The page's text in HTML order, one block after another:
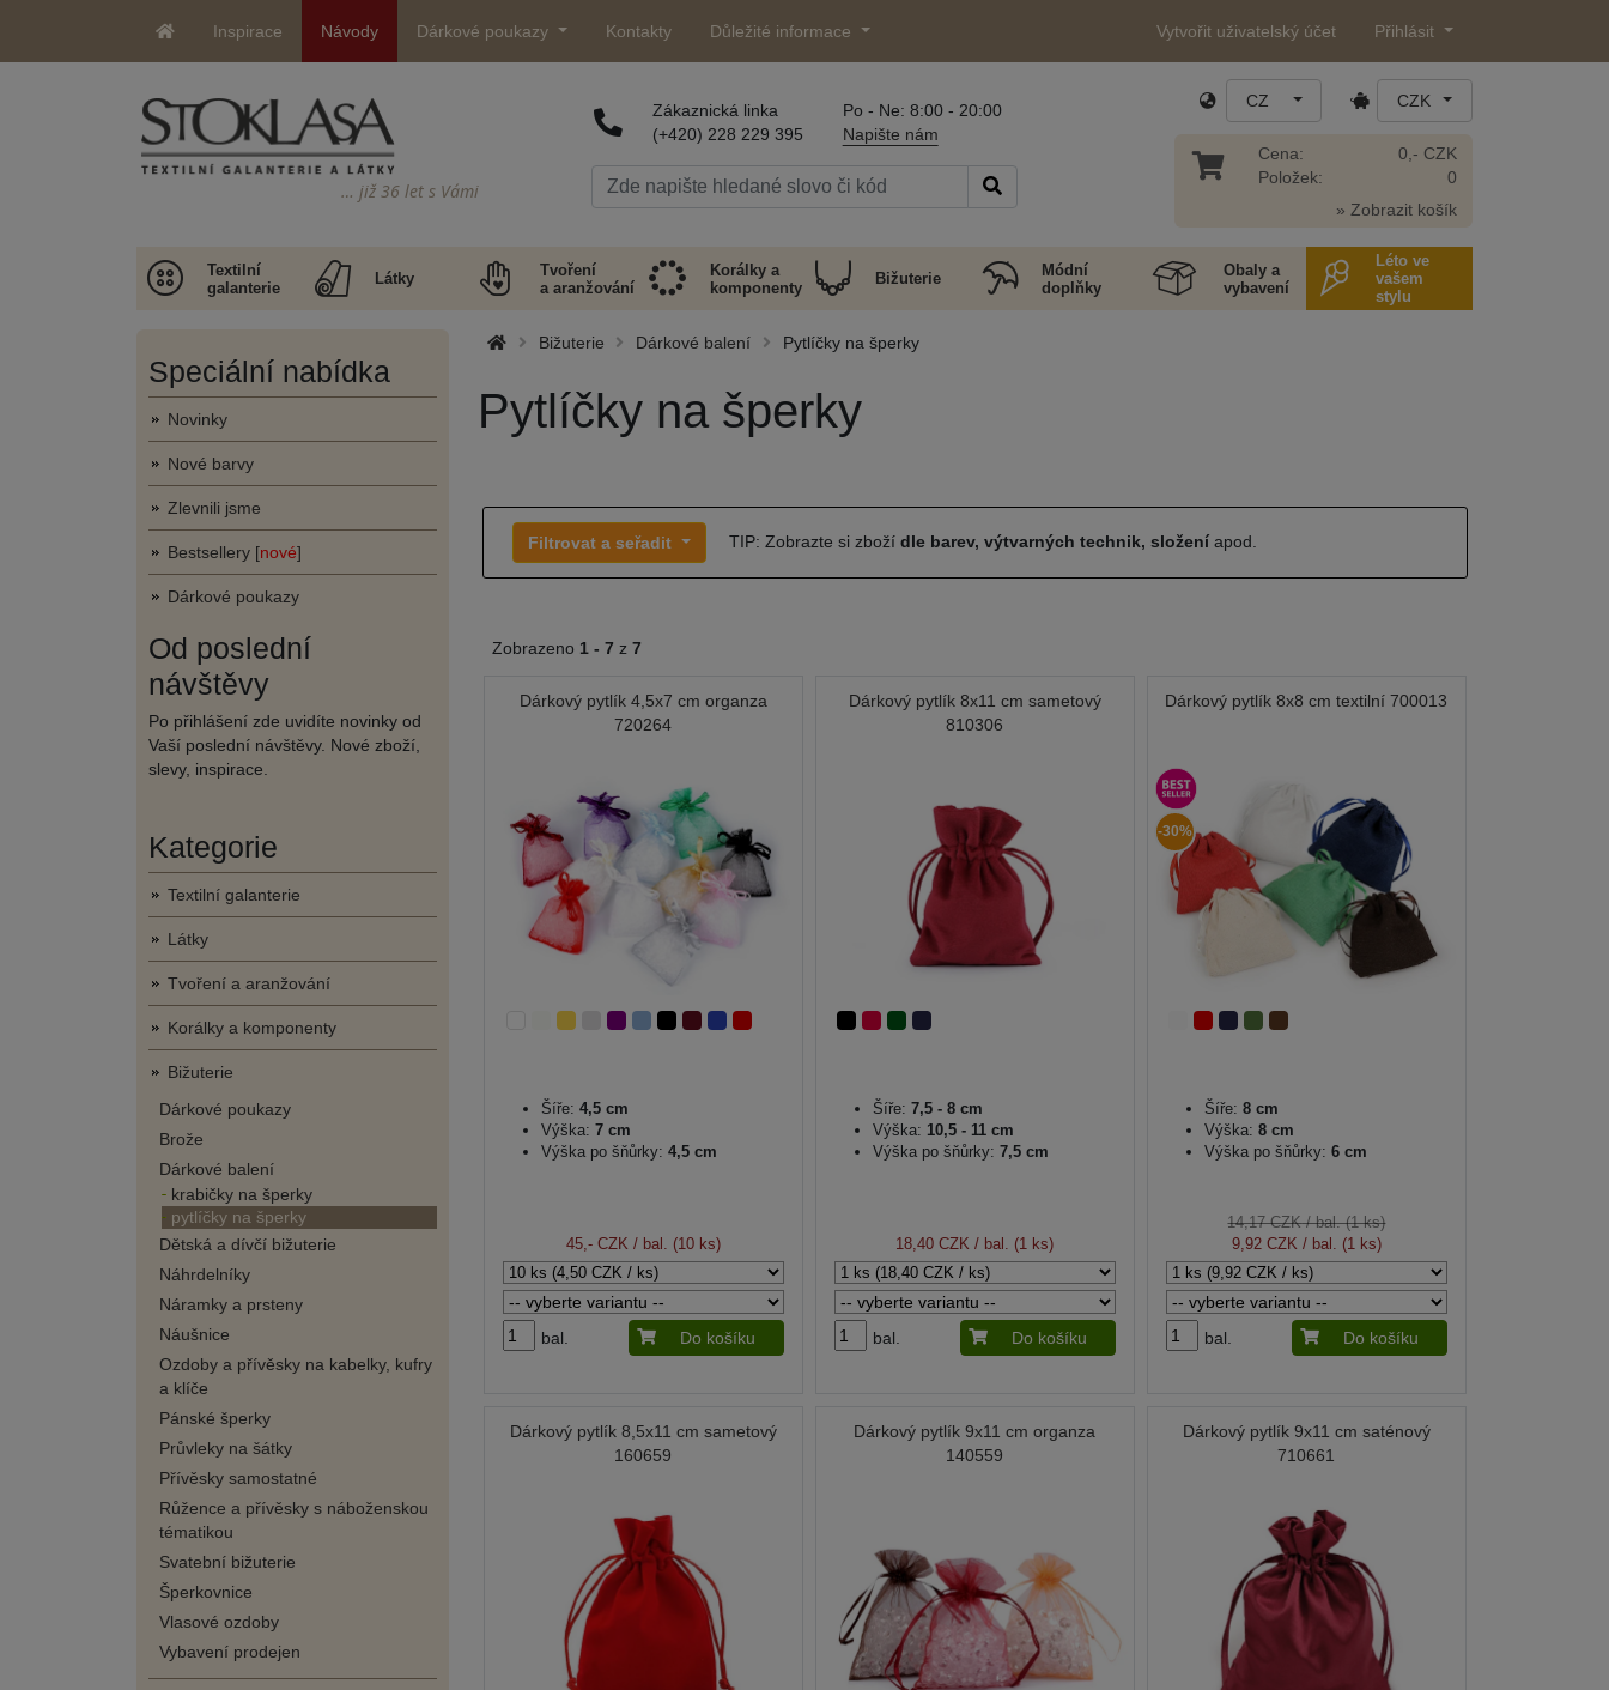
Inspirace Návody Dárkové poukazy Kontakty Důležité informace Vytvořit uživatelský účet Přihlásit
… již 36 let s Vámi
Zákaznická linka
(+420) 228 229 395
Po - Ne: 8:00 - 20:00
Napište nám
CZ CZK
Cena:
Položek:
0,- CZK
0
» Zobrazit košík
Textilní
galanterie
Látky
Tvoření
a aranžování
Korálky a
komponenty
Bižuterie
Módní
doplňky
Obaly a
vybavení
Léto ve
vašem
stylu
Speciální nabídka
Novinky
Nové barvy
Zlevnili jsme
Bestsellery [nové]
Dárkové poukazy
Od poslední
návštěvy
Po přihlášení zde uvidíte novinky od
Vaší poslední návštěvy. Nové zboží,
slevy, inspirace.
Kategorie
Textilní galanterie
Látky
Tvoření a aranžování
Korálky a komponenty
Bižuterie
Dárkové poukazy
Brože
Dárkové balení
krabičky na šperky
pytlíčky na šperky
Dětská a dívčí bižuterie
Náhrdelníky
Náramky a prsteny
Náušnice
Ozdoby a přívěsky na kabelky, kufry
a klíče
Pánské šperky
Průvleky na šátky
Přívěsky samostatné
Růžence a přívěsky s náboženskou
tématikou
Svatební bižuterie
Šperkovnice
Vlasové ozdoby
Vybavení prodejen
Bižuterie Dárkové balení Pytlíčky na šperky
Pytlíčky na šperky
Filtrovat a seřadit TIP: Zobrazte si zboží dle barev, výtvarných technik, složeníapod.
Zobrazeno 1 - 7 z 7
Dárkový pytlík 4,5x7 cm organza
720264
Šíře: 4,5 cm
Výška: 7 cm
Výška po šňůrky: 4,5 cm
45,- CZK / bal. (10 ks)
bal. Do košíku
Dárkový pytlík 8x11 cm sametový
810306
Šíře: 7,5 - 8 cm
Výška: 10,5 - 11 cm
Výška po šňůrky: 7,5 cm
18,40 CZK / bal. (1 ks)
bal. Do košíku
Dárkový pytlík 8x8 cm textilní 700013
-30%
Šíře: 8 cm
Výška: 8 cm
Výška po šňůrky: 6 cm
14,17 CZK/ bal. (1 ks)
9,92 CZK / bal. (1 ks)
bal. Do košíku
Dárkový pytlík 8,5x11 cm sametový
160659
Dárkový pytlík 9x11 cm organza
140559
Dárkový pytlík 9x11 cm saténový
710661